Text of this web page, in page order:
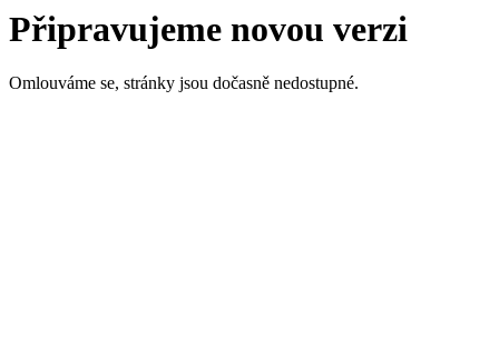
Připravujeme novou verzi
Omlouváme se, stránky jsou dočasně nedostupné.